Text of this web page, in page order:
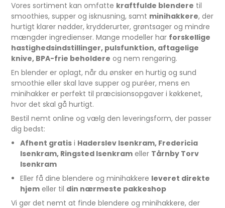
Vores sortiment kan omfatte kraftfulde blendere til
smoothies, supper og isknusning, samt minihakkere, der
hurtigt klarer nødder, krydderurter, grøntsager og mindre
mængder ingredienser. Mange modeller har forskellige
hastighedsindstillinger, pulsfunktion, aftagelige
knive, BPA-frie beholdere og nem rengøring.
En blender er oplagt, når du ønsker en hurtig og sund
smoothie eller skal lave supper og puréer, mens en
minihakker er perfekt til præcisionsopgaver i køkkenet,
hvor det skal gå hurtigt.
Bestil nemt online og vælg den leveringsform, der passer
dig bedst:
Afhent gratisi Haderslev Isenkram, Fredericia
Isenkram, Ringsted Isenkrameller Tårnby Torv
Isenkram
Eller få dine blendere og minihakkere leveret direkte
hjemeller til din nærmeste pakkeshop
Vi gør det nemt at finde blendere og minihakkere, der